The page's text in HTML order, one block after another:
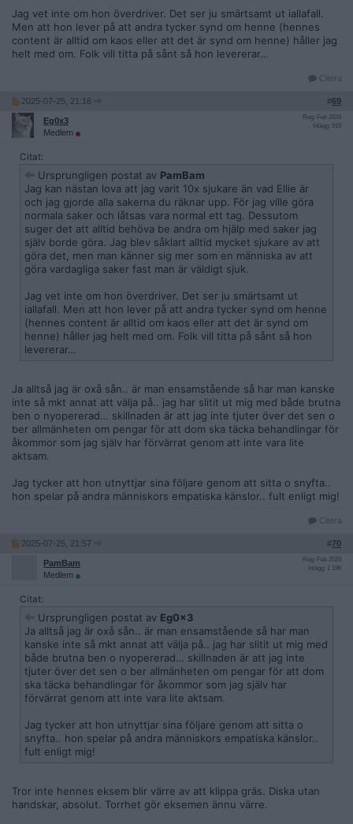
Jag vet inte om hon överdriver. Det ser ju smärtsamt ut iallafall.
Men att hon lever på att andra tycker synd om henne (hennes
content är alltid om kaos eller att det är synd om henne) håller jag
helt med om. Folk vill titta på sånt så hon levererar…
Citera
2025-07-25, 21:16 #69
Eg0x3
Medlem
Reg: Feb 2024
Inlägg: 919
Citat:
Ursprungligen postat av PamBam
Jag kan nästan lova att jag varit 10x sjukare än vad Ellie är
och jag gjorde alla sakerna du räknar upp. För jag ville göra
normala saker och låtsas vara normal ett tag. Dessutom
suger det att alltid behöva be andra om hjälp med saker jag
själv borde göra. Jag blev såklart alltid mycket sjukare av att
göra det, men man känner sig mer som en människa av att
göra vardagliga saker fast man är väldigt sjuk.
Jag vet inte om hon överdriver. Det ser ju smärtsamt ut
iallafall. Men att hon lever på att andra tycker synd om henne
(hennes content är alltid om kaos eller att det är synd om
henne) håller jag helt med om. Folk vill titta på sånt så hon
levererar…
Ja alltså jag är oxå sån.. är man ensamstående så har man kanske
inte så mkt annat att välja på.. jag har slitit ut mig med både brutna
ben o nyopererad… skillnaden är att jag inte tjuter över det sen o
ber allmänheten om pengar för att dom ska täcka behandlingar för
åkommor som jag själv har förvärrat genom att inte vara lite
aktsam.
Jag tycker att hon utnyttjar sina följare genom att sitta o snyfta..
hon spelar på andra människors empatiska känslor.. fult enligt mig!
Citera
2025-07-25, 21:57 #70
PamBam
Medlem
Reg: Feb 2023
Inlägg: 1 196
Citat:
Ursprungligen postat av Eg0x3
Ja alltså jag är oxå sån.. är man ensamstående så har man
kanske inte så mkt annat att välja på.. jag har slitit ut mig med
både brutna ben o nyopererad… skillnaden är att jag inte
tjuter över det sen o ber allmänheten om pengar för att dom
ska täcka behandlingar för åkommor som jag själv har
förvärrat genom att inte vara lite aktsam.
Jag tycker att hon utnyttjar sina följare genom att sitta o
snyfta.. hon spelar på andra människors empatiska känslor..
fult enligt mig!
Tror inte hennes eksem blir värre av att klippa gräs. Diska utan
handskar, absolut. Torrhet gör eksemen ännu värre.